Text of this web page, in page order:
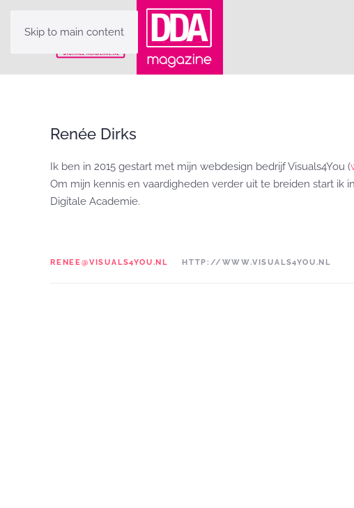
Skip to main content
Renée Dirks
Ik ben in 2015 gestart met mijn webdesign bedrijf Visuals4You (
Om mijn kennis en vaardigheden verder uit te breiden start ik
Digitale Academie.
RENEE@VISUALS4YOU.NL HTTP://WWW.VISUALS4YOU.NL